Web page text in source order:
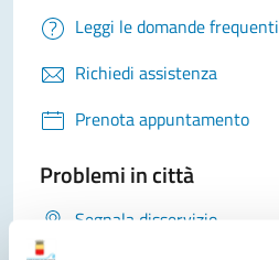
Leggi le domande frequenti
Richiedi assistenza
Prenota appuntamento
Problemi in città
Segnala disservizio